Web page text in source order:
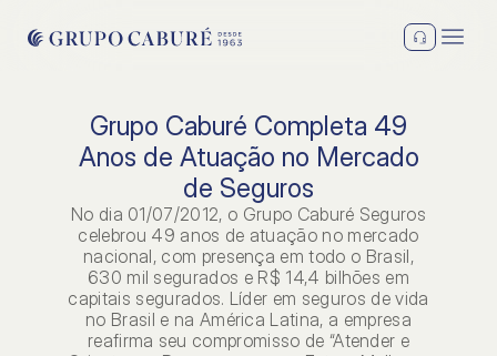
Grupo Caburé Completa 49
Anos de Atuação no Mercado
de Seguros
No dia 01/07/2012, o Grupo Caburé Seguros
celebrou 49 anos de atuação no mercado
nacional, com presença em todo o Brasil,
630 mil segurados e R$ 14,4 bilhões em
capitais segurados. Líder em seguros de vida
no Brasil e na América Latina, a empresa
reafirma seu compromisso de “Atender e